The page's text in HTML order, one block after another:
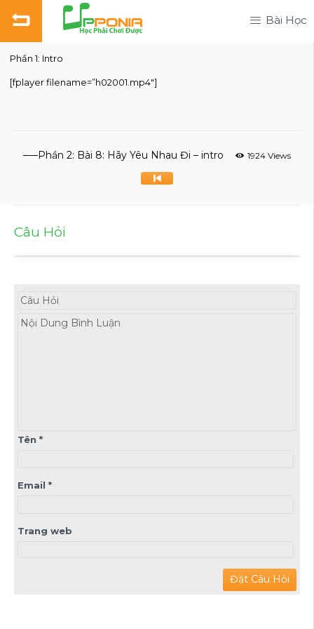
Bài Học
Phần 1: Intro
[fplayer filename=”h02001.mp4″]
—–Phần 2: Bài 8: Hãy Yêu Nhau Đi – intro 1924 Views
Câu Hỏi
Tên *
Email *
Trang web